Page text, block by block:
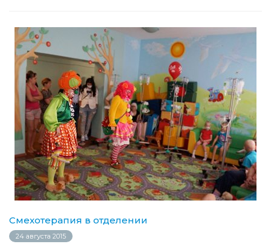
Смехотерапия в отделении
24 августа 2015